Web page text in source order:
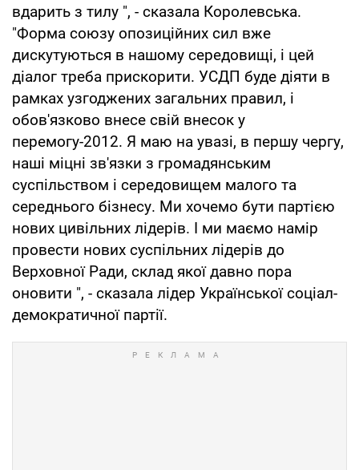
вдарить з тилу ", - сказала Королевська.
"Форма союзу опозиційних сил вже
дискутуються в нашому середовищі, і цей
діалог треба прискорити. УСДП буде діяти в
рамках узгоджених загальних правил, і
обов'язково внесе свій внесок у
перемогу-2012. Я маю на увазі, в першу чергу,
наші міцні зв'язки з громадянським
суспільством і середовищем малого та
середнього бізнесу. Ми хочемо бути партією
нових цивільних лідерів. І ми маємо намір
провести нових суспільних лідерів до
Верховної Ради, склад якої давно пора
оновити ", - сказала лідер Української соціал-
демократичної партії.